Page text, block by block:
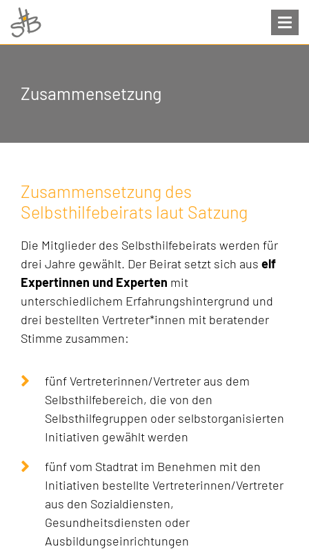
Zusammensetzung
Zusammensetzung des
Selbsthilfebeirats laut Satzung
Die Mitglieder des Selbsthilfebeirats werden für
drei Jahre gewählt. Der Beirat setzt sich aus elf
Expertinnen und Experten mit
unterschiedlichem Erfahrungshintergrund und
drei bestellten Vertreter*innen mit beratender
Stimme zusammen:
fünf Vertreterinnen/Vertreter aus dem
Selbsthilfebereich, die von den
Selbsthilfegruppen oder selbstorganisierten
Initiativen gewählt werden
fünf vom Stadtrat im Benehmen mit den
Initiativen bestellte Vertreterinnen/Vertreter
aus den Sozialdiensten,
Gesundheitsdiensten oder
Ausbildungseinrichtungen